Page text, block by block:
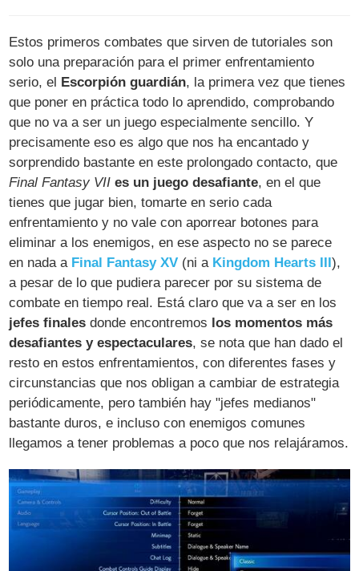
Estos primeros combates que sirven de tutoriales son
solo una preparación para el primer enfrentamiento
serio, el Escorpión guardián, la primera vez que tienes
que poner en práctica todo lo aprendido, comprobando
que no va a ser un juego especialmente sencillo. Y
precisamente eso es algo que nos ha encantado y
sorprendido bastante en este prolongado contacto, que
Final Fantasy VII es un juego desafiante, en el que
tienes que jugar bien, tomarte en serio cada
enfrentamiento y no vale con aporrear botones para
eliminar a los enemigos, en ese aspecto no se parece
en nada a Final Fantasy XV (ni a Kingdom Hearts III),
a pesar de lo que pudiera parecer por su sistema de
combate en tiempo real. Está claro que va a ser en los
jefes finales donde encontremos los momentos más
desafiantes y espectaculares, se nota que han dado el
resto en estos enfrentamientos, con diferentes fases y
circunstancias que nos obligan a cambiar de estrategia
periódicamente, pero también hay "jefes medianos"
bastante duros, e incluso con enemigos comunes
llegamos a tener problemas a poco que nos relajáramos.